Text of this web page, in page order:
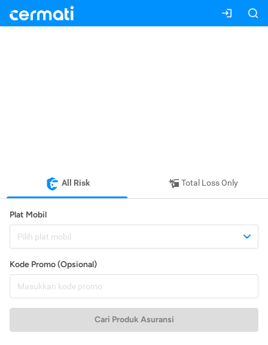
All Risk Total Loss Only
Plat Mobil
Pilih plat mobil
Kode Promo (Opsional)
Cari Produk Asuransi